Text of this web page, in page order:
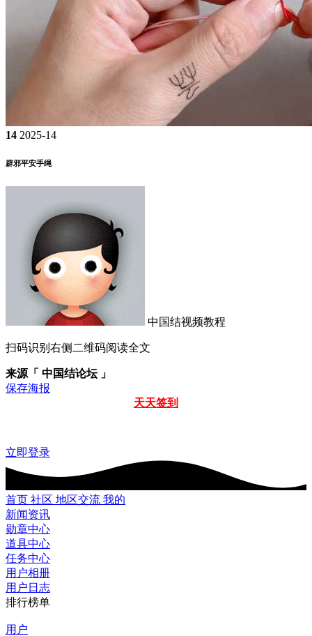
14 2025-14
辟邪平安手绳
中国结视频教程
扫码识别右侧二维码阅读全文
来源「 中国结论坛 」
保存海报
天天签到
立即登录
首页 社区 地区交流 我的
新闻资讯
勋章中心
道具中心
任务中心
用户相册
用户日志
排行榜单
用户